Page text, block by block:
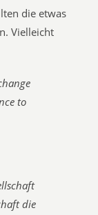
die etwas
Vielleicht
to
die